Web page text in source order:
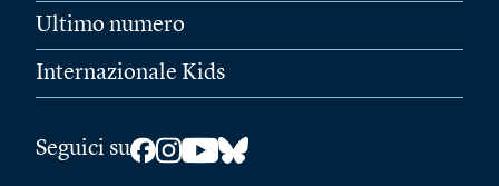
Ultimo numero
Internazionale Kids
Seguici su